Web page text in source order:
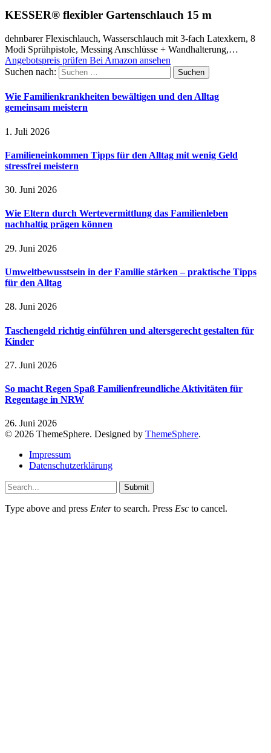
KESSER® flexibler Gartenschlauch 15 m
dehnbarer Flexischlauch, Wasserschlauch mit 3-fach Latexkern, 8
Modi Sprühpistole, Messing Anschlüsse + Wandhalterung,…
Angebotspreis prüfen Bei Amazon ansehen
Suchen nach:
Wie Familienkrankheiten bewältigen und den Alltag
gemeinsam meistern
1. Juli 2026
Familieneinkommen Tipps für den Alltag mit wenig Geld
stressfrei meistern
30. Juni 2026
Wie Eltern durch Wertevermittlung das Familienleben
nachhaltig prägen können
29. Juni 2026
Umweltbewusstsein in der Familie stärken – praktische Tipps
für den Alltag
28. Juni 2026
Taschengeld richtig einführen und altersgerecht gestalten für
Kinder
27. Juni 2026
So macht Regen Spaß Familienfreundliche Aktivitäten für
Regentage in NRW
26. Juni 2026
© 2026 ThemeSphere. Designed by ThemeSphere.
Impressum
Datenschutzerklärung
Submit
Type above and press Enterto search. Press Esc to cancel.